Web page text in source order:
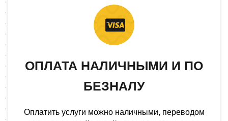
ОПЛАТА НАЛИЧНЫМИ И ПО
БЕЗНАЛУ
Оплатить услуги можно наличными, переводом